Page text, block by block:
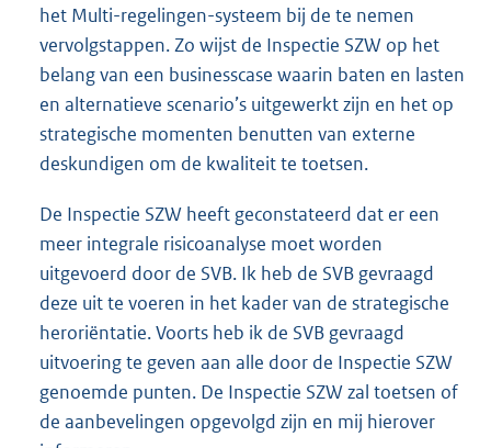
het Multi-regelingen-systeem bij de te nemen
vervolgstappen. Zo wijst de Inspectie SZW op het
belang van een businesscase waarin baten en lasten
en alternatieve scenario’s uitgewerkt zijn en het op
strategische momenten benutten van externe
deskundigen om de kwaliteit te toetsen.
De Inspectie SZW heeft geconstateerd dat er een
meer integrale risicoanalyse moet worden
uitgevoerd door de SVB. Ik heb de SVB gevraagd
deze uit te voeren in het kader van de strategische
heroriëntatie. Voorts heb ik de SVB gevraagd
uitvoering te geven aan alle door de Inspectie SZW
genoemde punten. De Inspectie SZW zal toetsen of
de aanbevelingen opgevolgd zijn en mij hierover